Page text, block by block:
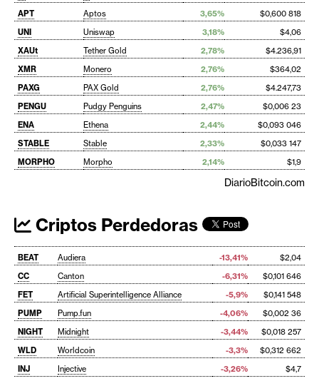
APT Aptos 3,65%
$0,600 818
UNI
Uniswap 3,18%
$4,06
XAUt
Tether Gold 2,78%
$4.236,91
XMR
Monero 2,76%
$364,02
PAXG
PAX Gold 2,76%
$4.247,73
PENGU
Pudgy Penguins 2,47%
$0,006 23
ENA
Ethena 2,44%
$0,093 046
STABLE
Stable 2,33%
$0,033 147
MORPHO
Morpho 2,14% $1,9
DiarioBitcoin.com
Criptos Perdedoras
BEAT Audiera -13,41%
$2,04
CC
Canton -6,31%
$0,101 646
FET
Artificial Superintelligence Alliance -5,9%
$0,141 548
PUMP
Pump.fun -4,06%
$0,002 36
NIGHT
Midnight -3,44%
$0,018 257
WLD
Worldcoin -3,3%
$0,312 662
INJ
Injective -3,26%
$4,7